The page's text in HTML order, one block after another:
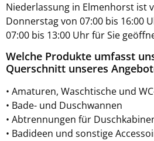
Niederlassung in Elmenhorst ist
Donnerstag von 07:00 bis 16:00
07:00 bis 13:00 Uhr für Sie
Welche Produkte umfasst
Querschnitt unseres
• Amaturen, Waschtische und
• Bade- und Duschwannen
• Abtrennungen für
• Badideen und sonstige